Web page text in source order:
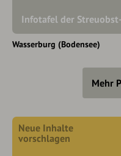
Infotafel der
Wasserburg (Bodensee)
Mehr
Neue Inhalte
vorschlagen